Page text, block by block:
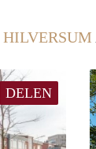
HILVERSUM
DELEN